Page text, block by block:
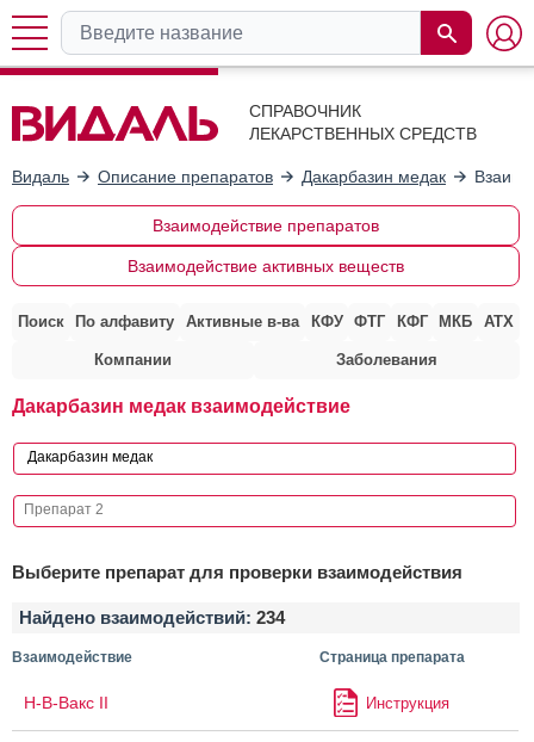
СПРАВОЧНИК
ЛЕКАРСТВЕННЫХ СРЕДСТВ
Видаль Описание препаратов Дакарбазин медак
Взаимодействие препаратов
Взаимодействие активных веществ
Поиск По алфавиту Активные в-ва КФУ ФТГ КФГ МКБ АТХ
Компании Заболевания
Дакарбазин медак взаимодействие
Выберите препарат для проверки взаимодействия
Найдено взаимодействий: 234
Взаимодействие Страница препарата
H-B-Вакс II Инструкция